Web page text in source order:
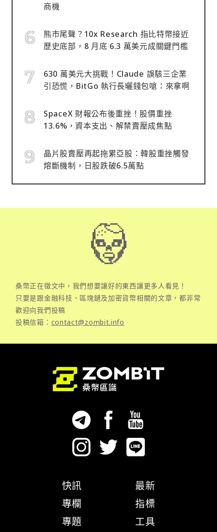
商機
熊市尾聲？10x Research 指比特幣接近
歷史底部，8 月底 6.3 萬美元成關鍵門檻
630 萬美元大挑戰！Claude 誤駭三企業
引恐慌，BitGo 執行長曬錢包嗆：來拿啊
SpaceX 財報公布後重挫！股價重挫
13.6%，資本支出、解禁賣壓成焦點
晶片股賣壓再起拖累亞股：韓股重挫觸發
熔斷機制，日股跌破6.5萬點
桑幣正在徵文中，我們想要讓好的東西讓更多人看見！
只要是跟金融科技、區塊鏈及加密貨幣相關的文章，都非常
歡迎向我們投稿
投稿信箱： contact@zombit.info
快訊
專欄
專題
最新
指標
工具